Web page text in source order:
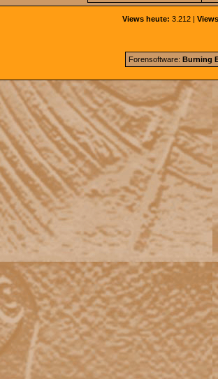
Views heute: 3.212 |
Forensoftware: Burning